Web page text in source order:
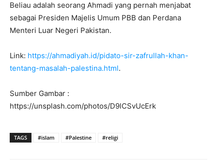
Beliau adalah seorang Ahmadi yang pernah menjabat
sebagai Presiden Majelis Umum PBB dan Perdana
Menteri Luar Negeri Pakistan.
Link: https://ahmadiyah.id/pidato-sir-zafrullah-khan-
tentang-masalah-palestina.html.
Sumber Gambar :
https://unsplash.com/photos/D9lCSvUcErk
TAGS #islam #Palestine #religi